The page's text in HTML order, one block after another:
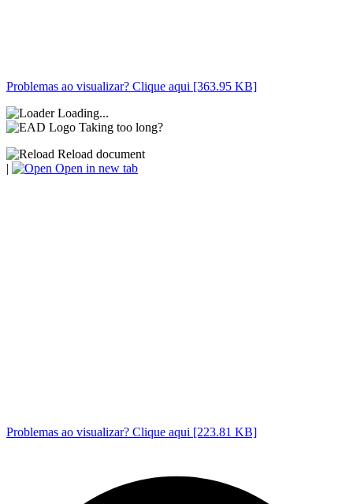
Problemas ao visualizar? Clique aqui [363.95 KB]
Loading...
Taking too long?
Reload document
|
Open in new tab
Problemas ao visualizar? Clique aqui [223.81 KB]